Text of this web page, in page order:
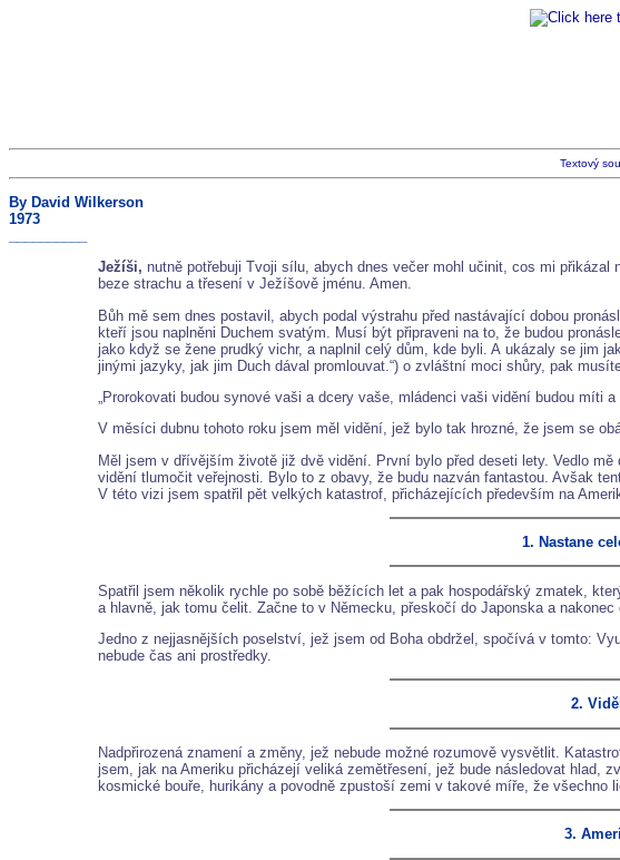
Textový
By David Wilkerson
1973
Ježíši, nutně potřebuji Tvoji sílu, abych dnes večer mohl učinit, cos mi
beze strachu a třesení v Ježíšově jménu. Amen.
Bůh mě sem dnes postavil, abych podal výstrahu před nastávající dobou
kteří jsou naplněni Duchem svatým. Musí být připraveni na to, že budou
jako když se žene prudký vichr, a naplnil celý dům, kde byli. A ukázaly se jim
jinými jazyky, jak jim Duch dával promlouvat.“) o zvláštní moci shůry, pak
„Prorokovati budou synové vaši a dcery vaše, mládenci vaši vidění budou míti
V měsíci dubnu tohoto roku jsem měl vidění, jež bylo tak hrozné, že jsem se
Měl jsem v dřívějším životě již dvě vidění. První bylo před deseti lety. Vedlo
vidění tlumočit veřejnosti. Bylo to z obavy, že budu nazván fantastou. Avšak
V této vizi jsem spatřil pět velkých katastrof, přicházejících především na
1. Nastane
Spatřil jsem několik rychle po sobě běžících let a pak hospodářský zmatek,
a hlavně, jak tomu čelit. Začne to v Německu, přeskočí do Japonska a
Jedno z nejjasnějších poselství, jež jsem od Boha obdržel, spočívá v tomto:
nebude čas ani prostředky.
2.
Nadpřirozená znamení a změny, jež nebude možné rozumově vysvětlit.
jsem, jak na Ameriku přicházejí veliká zemětřesení, jež bude následovat hlad,
kosmické bouře, hurikány a povodně zpustoší zemi v takové míře, že všechno
3.